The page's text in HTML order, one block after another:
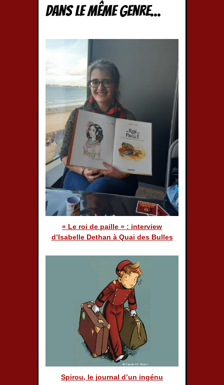
Dans le même genre...
« Le roi de paille » : interview
d’Isabelle Dethan à Quai des Bulles
Spirou, le journal d’un ingénu